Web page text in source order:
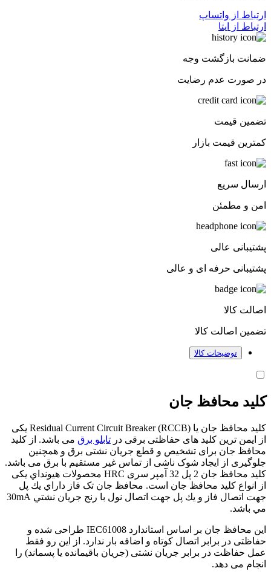
ارتباط از واتساپ
ارتباط از ایتا
ضمانت بازگشت وجه
در صورت عدم رضایت
تضمین قیمت
کمترین قیمت بازار
ارسال سریع
امن و مطمئن
پشتیبانی عالی
پشتیبانی حرفه ای و عالی
اصالت کالا
تضمین اصالت کالا
توضیحات کالا
کلید محافظ جان
کلید محافظ جان یا (RCCB) Residual Current Circuit Breaker یکی
از ایمن ترین کلید های حفاظتی برقی در تابلو برق می باشد. از کلید
محافظ جان برای تشخیص و قطع جریان نشتی برق و همچنین
جلوگیری از ایجاد شوک ناشی از تماس غیر مستقیم با برق می باشد.
كليد محافظ جان 2 پل 32 آمپر سری HRC محصولات هيونداي یکی
از انواع کلید محافظ جان است. محافظ جان تک فاز داراي يك پل
جهت اتصال فاز و يك پل جهت اتصال نول با رنج جريان نشتي 30mA
مي باشد.
این محافظ جان بر اساس استاندارد IEC61008 طراحی شده و
حفاظتی در برابر اتصال کوتاه و اضافه بار ندارد. از این رو فقط
عمل حفاظت در برابر جریان نشتی (جریان باقیمانده یا پسماند) را
انجام می ­دهد.